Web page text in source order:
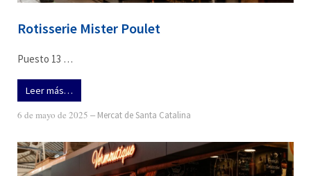
Rotisserie Mister Poulet
Puesto 13 …
Leer más…
6 de mayo de 2025 ‒ Mercat de Santa Catalina